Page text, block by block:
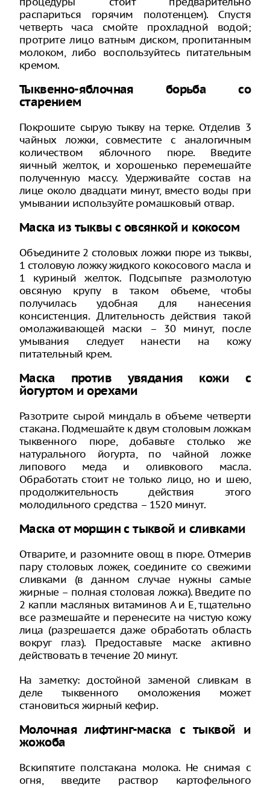
распариться горячим полотенцем). Спустя
четверть часа смойте прохладной водой;
протрите лицо ватным диском, пропитанным
молоком, либо воспользуйтесь питательным
кремом.
Тыквенно-яблочная борьба со
старением
Покрошите сырую тыкву на терке. Отделив 3
чайных ложки, совместите с аналогичным
количеством яблочного пюре. Введите
яичный желток, и хорошенько перемешайте
полученную массу. Удерживайте состав на
лице около двадцати минут, вместо воды при
умывании используйте ромашковый отвар.
Маска из тыквы с овсянкой и кокосом
Объедините 2 столовых ложки пюре из тыквы,
1 столовую ложку жидкого кокосового масла и
1 куриный желток. Подсыпьте размолотую
овсяную крупу в таком объеме, чтобы
получилась удобная для нанесения
консистенция. Длительность действия такой
омолаживающей маски – 30 минут, после
умывания следует нанести на кожу
питательный крем.
Маска против увядания кожи с
йогуртом и орехами
Разотрите сырой миндаль в объеме четверти
стакана. Подмешайте к двум столовым ложкам
тыквенного пюре, добавьте столько же
натурального йогурта, по чайной ложке
липового меда и оливкового масла.
Обработать стоит не только лицо, но и шею,
продолжительность действия этого
молодильного средства – 1520 минут.
Маска от морщин с тыквой и сливками
Отварите, и разомните овощ в пюре. Отмерив
пару столовых ложек, соедините со свежими
сливками (в данном случае нужны самые
жирные – полная столовая ложка). Введите по
2 капли масляных витаминов A и E, тщательно
все размешайте и перенесите на чистую кожу
лица (разрешается даже обработать область
вокруг глаз). Предоставьте маске активно
действовать в течение 20 минут.
На заметку: достойной заменой сливкам в
деле тыквенного омоложения может
становиться жирный кефир.
Молочная лифтинг-маска с тыквой и
жожоба
Вскипятите полстакана молока. Не снимая с
огня, введите раствор картофельного